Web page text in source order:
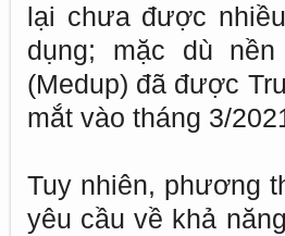
lại chưa được
dụng; mặc dù
(Medup) đã được
mắt vào tháng 3/
Tuy nhiên, phương
yêu cầu về khả